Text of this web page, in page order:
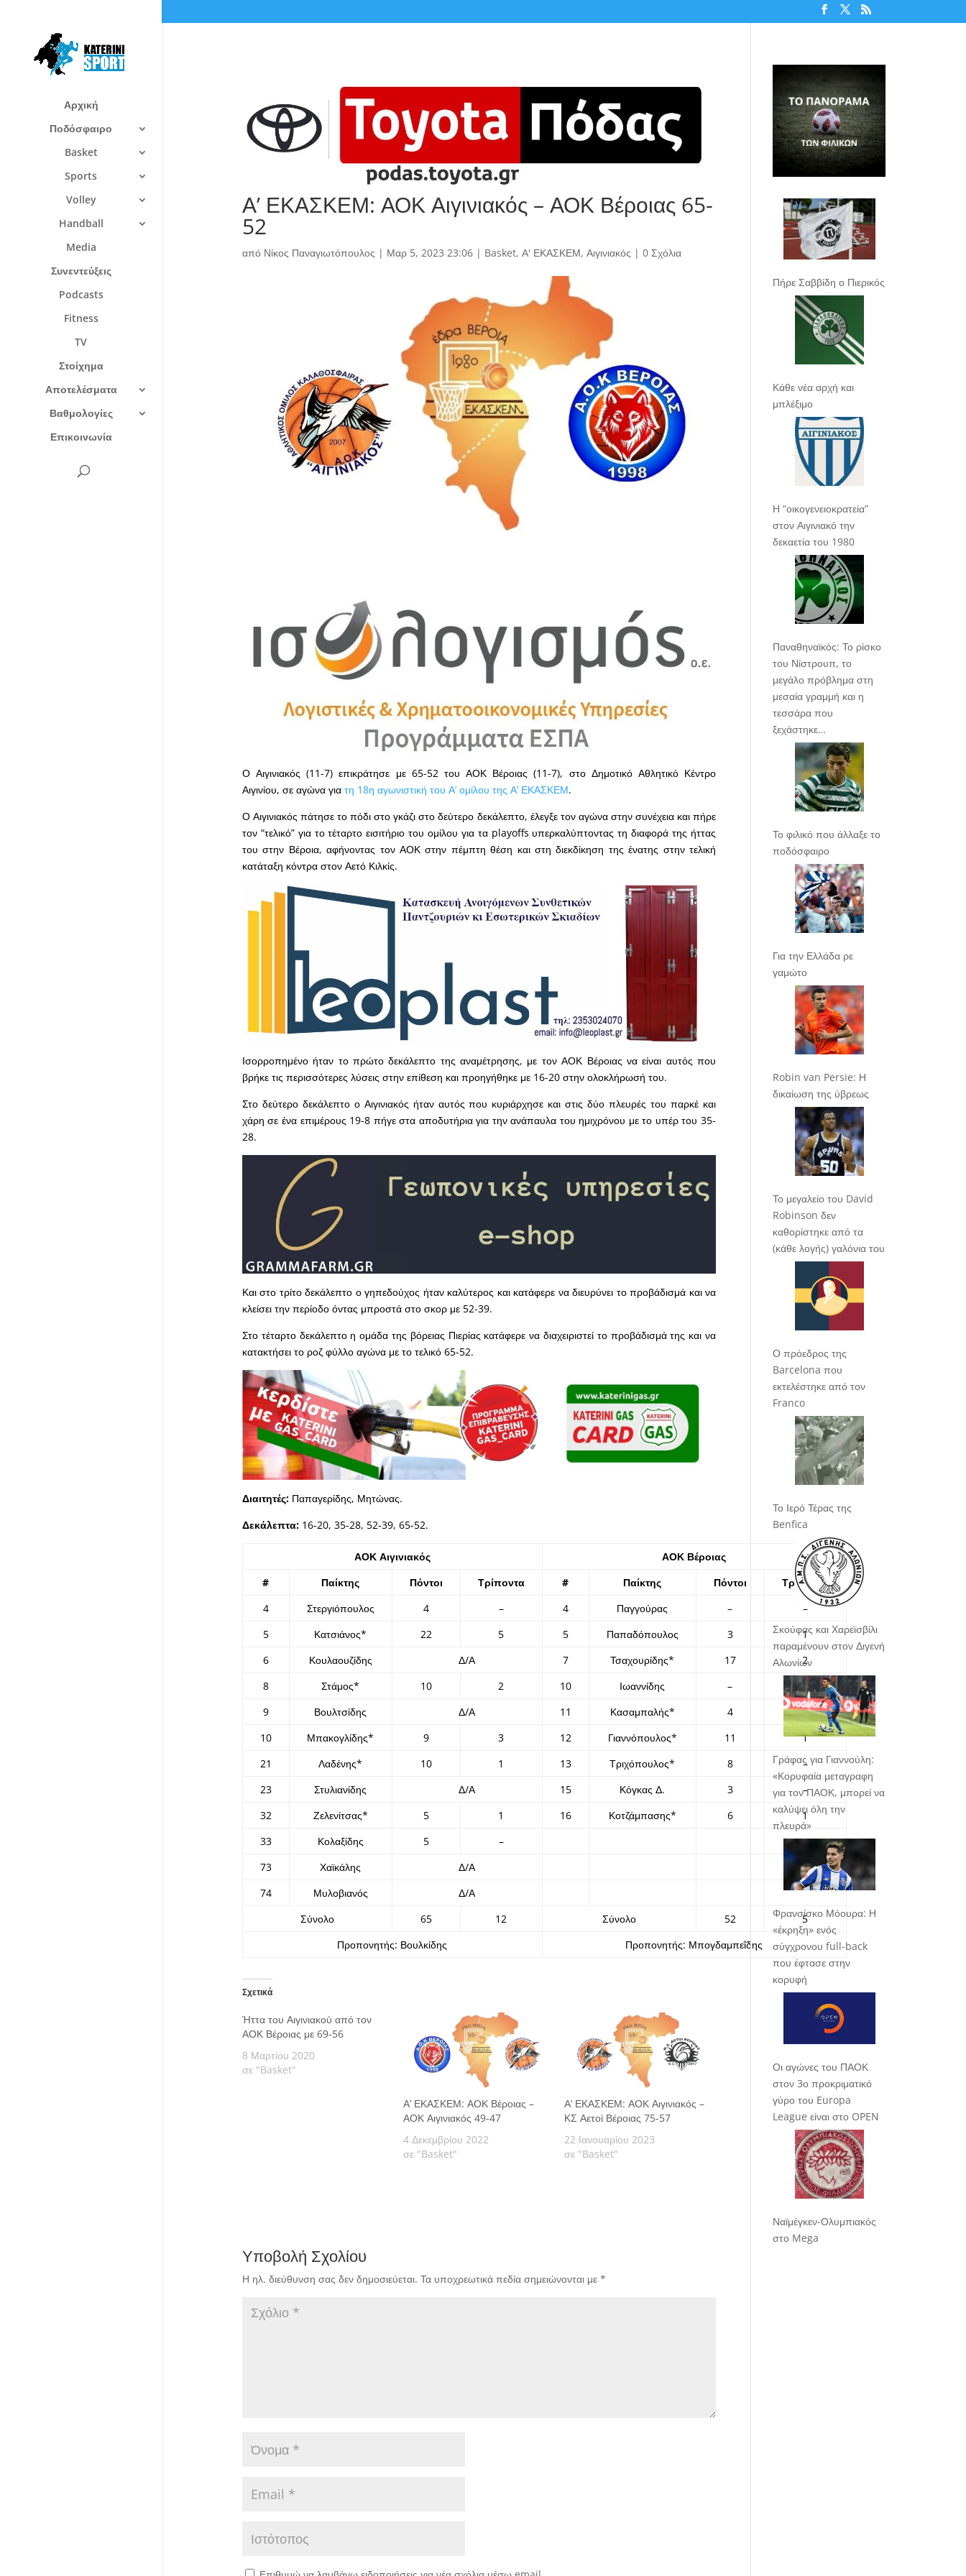
Αρχική
Ποδόσφαιρο
Basket
Sports
Volley
Handball
Media
Συνεντεύξεις
Podcasts
Fitness
TV
Στοίχημα
Αποτελέσματα
Βαθμολογίες
Επικοινωνία
Α’ ΕΚΑΣΚΕΜ: ΑΟΚ Αιγινιακός – ΑΟΚ Βέροιας 65-
52
από Νίκος Παναγιωτόπουλος | Μαρ 5, 2023 23:06| Basket, Α' ΕΚΑΣΚΕΜ, Αιγινιακός | 0 Σχόλια
Ο Αιγινιακός (11-7) επικράτησε με 65-52 του ΑΟΚ Βέροιας (11-7), στο Δημοτικό Αθλητικό Κέντρο
Αιγινίου, σε αγώνα για τη 18η αγωνιστική του Α’ ομίλου της Α’ ΕΚΑΣΚΕΜ.
Ο Αιγινιακός πάτησε το πόδι στο γκάζι στο δεύτερο δεκάλεπτο, έλεγξε τον αγώνα στην συνέχεια και πήρε
τον “τελικό” για το τέταρτο εισιτήριο του ομίλου για τα playoffs υπερκαλύπτοντας τη διαφορά της ήττας
του στην Βέροια, αφήνοντας τον ΑΟΚ στην πέμπτη θέση και στη διεκδίκηση της ένατης στην τελική
κατάταξη κόντρα στον Αετό Κιλκίς.
Ισορροπημένο ήταν το πρώτο δεκάλεπτο της αναμέτρησης, με τον ΑΟΚ Βέροιας να είναι αυτός που
βρήκε τις περισσότερες λύσεις στην επίθεση και προηγήθηκε με 16-20 στην ολοκλήρωσή του.
Στο δεύτερο δεκάλεπτο ο Αιγινιακός ήταν αυτός που κυριάρχησε και στις δύο πλευρές του παρκέ και
χάρη σε ένα επιμέρους 19-8 πήγε στα αποδυτήρια για την ανάπαυλα του ημιχρόνου με το υπέρ του 35-
28.
Και στο τρίτο δεκάλεπτο ο γηπεδούχος ήταν καλύτερος και κατάφερε να διευρύνει το προβάδισμά και να
κλείσει την περίοδο όντας μπροστά στο σκορ με 52-39.
Στο τέταρτο δεκάλεπτο η ομάδα της βόρειας Πιερίας κατάφερε να διαχειριστεί το προβάδισμά της και να
κατακτήσει το ροζ φύλλο αγώνα με το τελικό 65-52.
Διαιτητές:Παπαγερίδης, Μητώνας.
Δεκάλεπτα:16-20, 35-28, 52-39, 65-52.
ΑΟΚ Αιγινιακός
ΑΟΚ Βέροιας
#
Παίκτης Πόντοι Τρίποντα # Παίκτης Πόντοι
Τρίποντα
4
Στεργιόπουλος 4 – 4 Παγγούρας –
–
5
Κατσιάνος* 22 5 5 Παπαδόπουλος 3
1
6
Κουλαουζίδης Δ/Α 7 Τσαχουρίδης* 17
2
8
Στάμος* 10 2 10 Ιωαννίδης –
–
9
Βουλτσίδης Δ/Α 11 Κασαμπαλής* 4
–
10
Μπακογλίδης* 9 3 12 Γιαννόπουλος* 11
1
21
Λαδένης* 10 1 13 Τριχόπουλος* 8
–
23
Στυλιανίδης Δ/Α 15 Κόγκας Δ. 3
–
32
Ζελενίτσας* 5 1 16 Κοτζάμπασης* 6
1
33
Κολαξίδης 5
–
73
Χαϊκάλης
Δ/Α
74
Μυλοβιανός
Δ/Α
Σύνολο
65 12 Σύνολο 52
5
Προπονητής: Βουλκίδης
Προπονητής: Μπογδαμπεΐδης
Σχετικά
Ήττα του Αιγινιακού από τον
ΑΟΚ Βέροιας με 69-56
8 Μαρτίου 2020
σε "Basket"
Α’ ΕΚΑΣΚΕΜ: ΑΟΚ Βέροιας –
ΑΟΚ Αιγινιακός 49-47
4 Δεκεμβρίου 2022
σε "Basket"
Α’ ΕΚΑΣΚΕΜ: ΑΟΚ Αιγινιακός –
ΚΣ Αετοί Βέροιας 75-57
22 Ιανουαρίου 2023
σε "Basket"
Υποβολή Σχολίου
Η ηλ. διεύθυνση σας δεν δημοσιεύεται. Τα υποχρεωτικά πεδία σημειώνονται με *
Πήρε Σαββίδη ο Πιερικός
Κάθε νέα αρχή και
μπλέξιμο
Η “οικογενειοκρατεία”
στον Αιγινιακό την
δεκαετία του 1980
Παναθηναϊκός: Το ρίσκο
του Νίστρουπ, το
μεγάλο πρόβλημα στη
μεσαία γραμμή και η
τεσσάρα που
ξεχάστηκε…
Το φιλικό που άλλαξε το
ποδόσφαιρο
Για την Ελλάδα ρε
γαμώτο
Robin van Persie: Η
δικαίωση της ύβρεως
Το μεγαλείο του David
Robinson δεν
καθορίστηκε από τα
(κάθε λογής) γαλόνια του
Ο πρόεδρος της
Barcelona που
εκτελέστηκε από τον
Franco
Το Ιερό Τέρας της
Benfica
Σκούφας και Χαρεϊσβίλι
παραμένουν στον Διγενή
Αλωνίων
Γράφας για Γιαννούλη:
«Κορυφαία μεταγραφη
για τον ΠΑΟΚ, μπορεί να
καλύψει όλη την
πλευρά»
Φρανσίσκο Μόουρα: Η
«έκρηξη» ενός
σύγχρονου full-back
που έφτασε στην
κορυφή
Οι αγώνες του ΠΑΟΚ
στον 3ο προκριματικό
γύρο του Europa
League είναι στο OPEN
Ναϊμέγκεν-Ολυμπιακός
στο Mega